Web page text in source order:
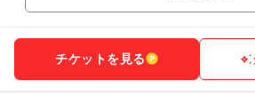
チケットを見る